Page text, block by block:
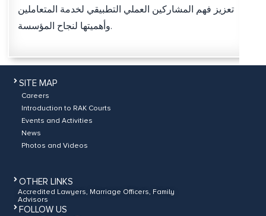
تعزيز فهم المشاركين العملي التطبيقي لخدمة المتعاملين
وأهميتها لنجاح المؤسسة.
SITE MAP
Careers
Introduction to RAK Courts
Events and Activities
News
Photos and Videos
OTHER LINKS
Accredited Lawyers, Marriage Officers, Family
Advisors
FOLLOW US